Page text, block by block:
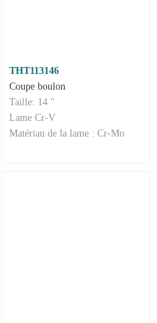
THT113146
Coupe boulon
Taille: 14 "
Lame Cr-V
Matériau de la lame : Cr-Mo